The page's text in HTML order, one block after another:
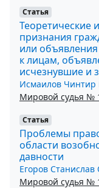
Статья
Теоретические
признания
или
к лицам,
исчезнувшие и
Исмаилов Чинтир
Мировой судья №
Статья
Проблемы
области
давности
Егоров Станислав
Мировой судья №